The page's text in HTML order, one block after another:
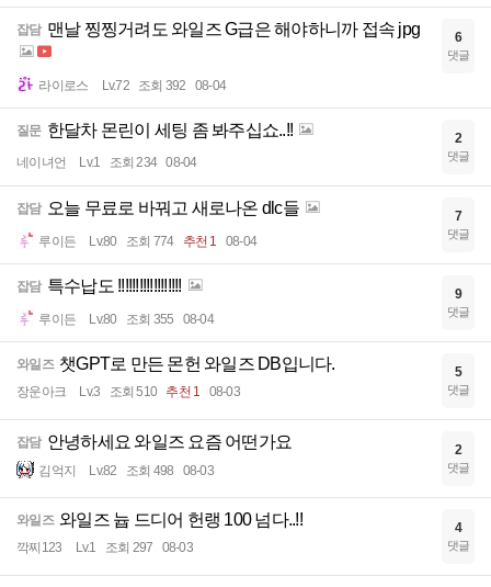
잡담 맨날 찡찡거려도 와일즈 G급은 해야하니까 접속 jpg
라이로스 Lv.72 조회 392 08-04
6
댓글
질문 한달차 몬린이 세팅 좀 봐주십쇼..!!
네이녀언 Lv.1 조회 234 08-04
2
댓글
잡담 오늘 무료로 바꿔고 새로나온 dlc들
루이든 Lv.80 조회 774 추천 1 08-04
7
댓글
잡담 특수납도 !!!!!!!!!!!!!!!!!!
루이든 Lv.80 조회 355 08-04
9
댓글
와일즈 챗GPT로 만든 몬헌 와일즈 DB입니다.
장운아크 Lv.3 조회 510 추천 1 08-03
5
댓글
잡담 안녕하세요 와일즈 요즘 어떤가요
김억지 Lv.82 조회 498 08-03
2
댓글
와일즈 와일즈 늅 드디어 헌랭 100 넘다..!!
깍찌123 Lv.1 조회 297 08-03
4
댓글